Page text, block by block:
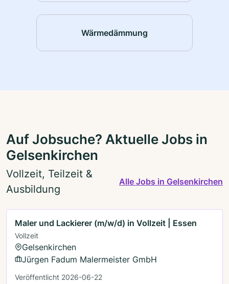
Wärmedämmung
Auf Jobsuche? Aktuelle Jobs in
Gelsenkirchen
Vollzeit, Teilzeit &
Ausbildung
Alle Jobs in Gelsenkirchen
Maler und Lackierer (m/w/d) in Vollzeit | Essen
Vollzeit
Gelsenkirchen
Jürgen Fadum Malermeister GmbH
Veröffentlicht 2026-06-22